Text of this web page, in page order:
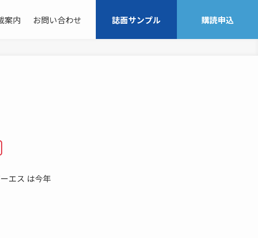
案内 お問い合わせ 誌面サンプル 購読申込
エス は今年